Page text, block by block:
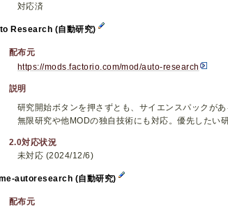
対応済
Research (自動研究)
配布元
https://mods.factorio.com/mod/auto-research
説明
研究開始ボタンを押さずとも、サイエンスパックが
無限研究や他MODの独自技術にも対応。優先したい
2.0対応状況
未対応 (2024/12/6)
autoresearch (自動研究)
配布元